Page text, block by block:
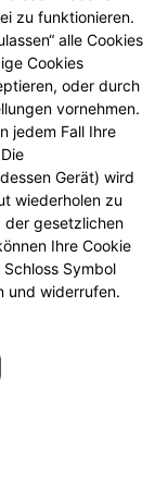
Set
Set
zu funktionieren.
alle Cookies
Cookies
oder durch
vornehmen.
jedem Fall Ihre
Gerät) wird
wiederholen zu
der gesetzlichen
Ihre Cookie
Symbol
und widerrufen.